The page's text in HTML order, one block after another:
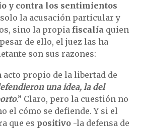
y contra los sentimientos
la acusación particular y
sino la propia fiscalía quien
de ello, el juez las ha
son sus razones:
acto propio de la libertad de
una idea, la del
.” Claro, pero la cuestión no
el cómo se defiende. Y si el
que es positivo -la defensa de